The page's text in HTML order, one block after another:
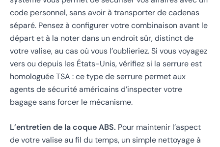
code personnel, sans avoir à transporter de cadenas
séparé. Pensez à configurer votre combinaison avant le
départ et à la noter dans un endroit sûr, distinct de
votre valise, au cas où vous l’oublieriez. Si vous voyagez
vers ou depuis les États-Unis, vérifiez si la serrure est
homologuée TSA : ce type de serrure permet aux
agents de sécurité américains d’inspecter votre
bagage sans forcer le mécanisme.
L’entretien de la coque ABS. Pour maintenir l’aspect
de votre valise au fil du temps, un simple nettoyage à